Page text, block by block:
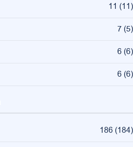
11 (11)
7 (5)
6 (6)
6 (6)
186 (184)